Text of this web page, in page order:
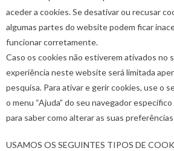
aceder a cookies. Se desativar ou recusar
algumas partes do website podem ficar
funcionar corretamente.
Caso os cookies não estiverem ativados no
experiência neste website será limitada
pesquisa. Para ativar e gerir cookies, use o
o menu “Ajuda” do seu navegador
para saber como alterar as suas
USAMOS OS SEGUINTES TIPOS DE